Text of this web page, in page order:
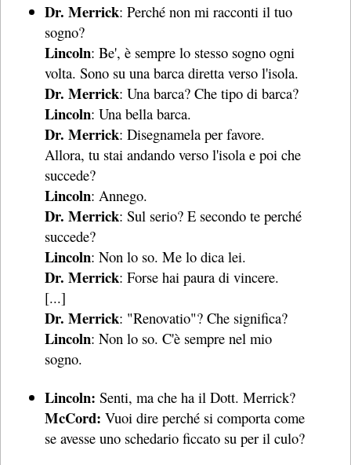
Dr. Merrick: Perché non mi racconti il tuo
sogno?
Lincoln: Be', è sempre lo stesso sogno ogni
volta. Sono su una barca diretta verso l'isola.
Dr. Merrick: Una barca? Che tipo di barca?
Lincoln: Una bella barca.
Dr. Merrick: Disegnamela per favore.
Allora, tu stai andando verso l'isola e poi che
succede?
Lincoln: Annego.
Dr. Merrick: Sul serio? E secondo te perché
succede?
Lincoln: Non lo so. Me lo dica lei.
Dr. Merrick: Forse hai paura di vincere.
[...]
Dr. Merrick: "Renovatio"? Che significa?
Lincoln: Non lo so. C'è sempre nel mio
sogno.
Lincoln: Senti, ma che ha il Dott. Merrick?
McCord: Vuoi dire perché si comporta come
se avesse uno schedario ficcato su per il culo?